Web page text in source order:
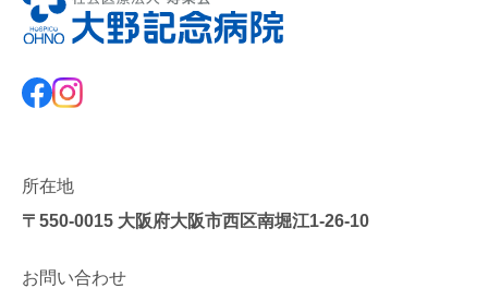
所在地
〒550-0015 大阪府大阪市西区南堀江1-26-10
お問い合わせ